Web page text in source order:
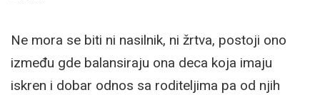
Ne mora se biti ni nasilnik, ni žrtva, postoji ono
između gde balansiraju ona deca koja imaju
iskren i dobar odnos sa roditeljima pa od njih